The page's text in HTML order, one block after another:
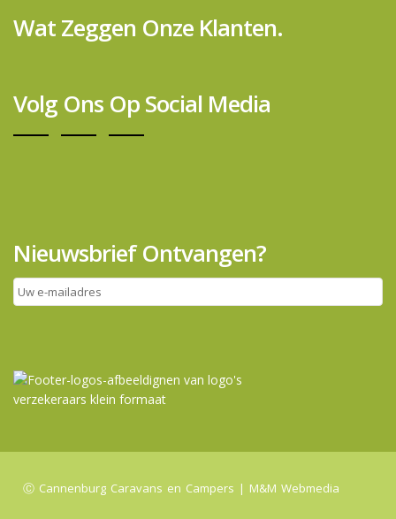
Wat Zeggen Onze Klanten.
Volg Ons Op Social Media
Nieuwsbrief Ontvangen?
Ⓒ Cannenburg Caravans en Campers | M&M Webmedia